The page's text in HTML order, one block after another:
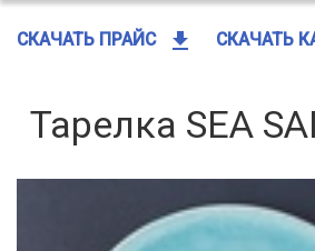
СКАЧАТЬ ПРАЙС get_app СКАЧАТЬ
Тарелка SEA